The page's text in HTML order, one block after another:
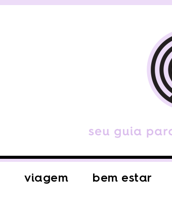
viagem bem estar